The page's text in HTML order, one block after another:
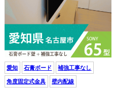
愛知 石膏ボード 補強工事なし
角度固定式金具 壁内配線